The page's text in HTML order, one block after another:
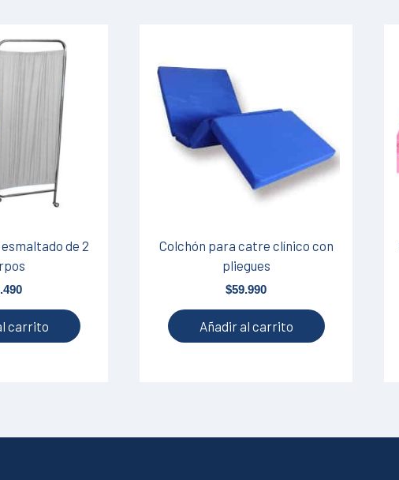
de 2
carrito
Colchón para catre clínico con
pliegues
$59.990
Añadir al carrito